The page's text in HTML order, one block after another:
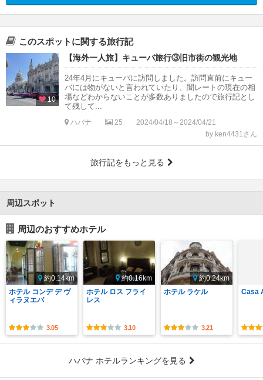
このスポットに関する旅行記
10
【海外一人旅】キューバ旅行③旧市街の観光地
24年4月にキューバに訪問しました。訪問直前にキュー
バには物がないと言われていたり、闇レートの現在の相
場などわからないことが多数ありましたので旅行記とし
て残して...
ハバナ 25
2024/04/18～2024/04/21
by ken4431さん
旅行記をもっと見る
周辺スポット
周辺のおすすめホテル
約0.14km
ホテル コンデ デ ヴ
ィラヌエバ
3.05
約0.16km
ホテル ロス フライ
レス
3.10
約0.24km
ホテル ラケル
3.21
Casa
ハバナ ホテルランキングを見る